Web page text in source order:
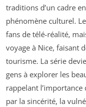
traditions d’un cadre
phénomène culturel.
fans de télé-réalité,
voyage à Nice, faisant
tourisme. La série
gens à explorer les
rappelant
par la sincérité, la